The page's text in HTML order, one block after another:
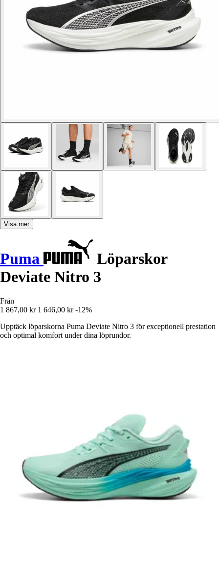
Visa mer
Puma
Löparskor
Deviate Nitro 3
Från
1 867,00 kr 1 646,00 kr -12%
Upptäck löparskorna Puma Deviate Nitro 3 för exceptionell prestation
och optimal komfort under dina löprundor.